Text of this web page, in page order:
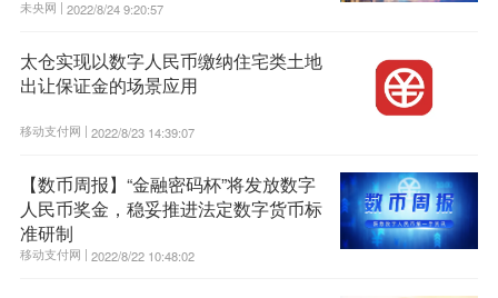
未央网 | 2022/8/24 9:20:57
太仓实现以数字人民币缴纳住宅类土地
出让保证金的场景应用
移动支付网 | 2022/8/23 14:39:07
【数币周报】“金融密码杯”将发放数字
人民币奖金，稳妥推进法定数字货币标
准研制
移动支付网 | 2022/8/22 10:48:02